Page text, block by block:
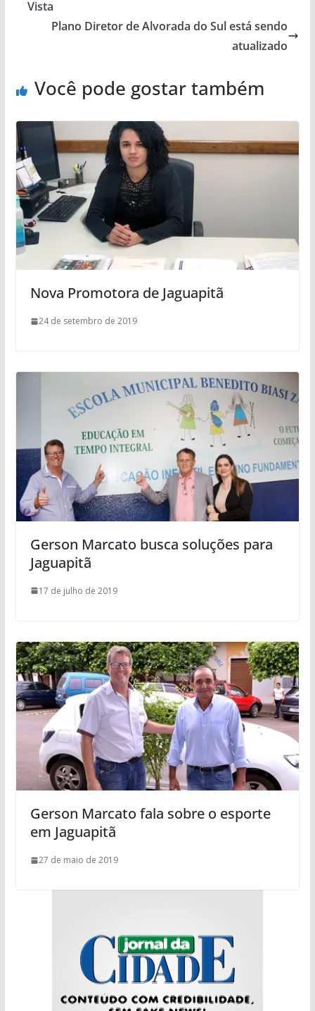
Vista
Plano Diretor de Alvorada do Sul está sendo
atualizado
Você pode gostar também
Nova Promotora de Jaguapitã
24 de setembro de 2019
Gerson Marcato busca soluções para
Jaguapitã
17 de julho de 2019
Gerson Marcato fala sobre o esporte
em Jaguapitã
27 de maio de 2019